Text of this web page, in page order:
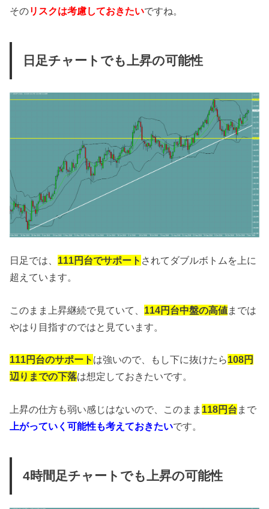
そのリスクは考慮しておきたいですね。
日足チャートでも上昇の可能性
日足では、 111円台でサポート されてダブルボトムを上に
超えています。
このまま上昇継続で見ていて、 114円台中盤の高値までは
やはり目指すのではと見ています。
111円台のサポート は強いので、もし下に抜けたら108円
辺りまでの下落は想定しておきたいです。
上昇の仕方も弱い感じはないので、このまま 118円台 まで
上がっていく可能性も考えておきたいです。
4時間足チャートでも上昇の可能性